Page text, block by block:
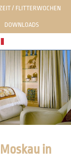
/ FLITTERWOCHEN
DOWNLOADS
in